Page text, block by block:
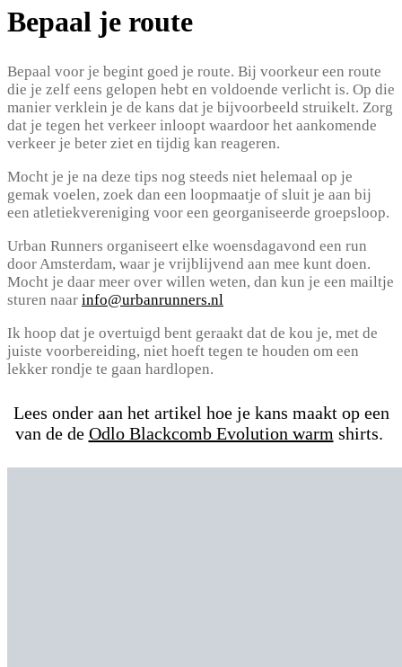
Bepaal je route
Bepaal voor je begint goed je route. Bij voorkeur een route
die je zelf eens gelopen hebt en voldoende verlicht is. Op die
manier verklein je de kans dat je bijvoorbeeld struikelt. Zorg
dat je tegen het verkeer inloopt waardoor het aankomende
verkeer je beter ziet en tijdig kan reageren.
Mocht je je na deze tips nog steeds niet helemaal op je
gemak voelen, zoek dan een loopmaatje of sluit je aan bij
een atletiekvereniging voor een georganiseerde groepsloop.
Urban Runners organiseert elke woensdagavond een run
door Amsterdam, waar je vrijblijvend aan mee kunt doen.
Mocht je daar meer over willen weten, dan kun je een mailtje
sturen naar info@urbanrunners.nl
Ik hoop dat je overtuigd bent geraakt dat de kou je, met de
juiste voorbereiding, niet hoeft tegen te houden om een
lekker rondje te gaan hardlopen.
Lees onder aan het artikel hoe je kans maakt op een
van de de Odlo Blackcomb Evolution warm shirts.